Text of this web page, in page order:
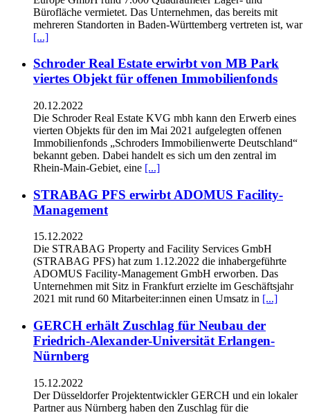
Bürofläche vermietet. Das Unternehmen, das bereits mit
mehreren Standorten in Baden-Württemberg vertreten ist, war
[...]
Schroder Real Estate erwirbt von MB Park
viertes Objekt für offenen Immobilienfonds
20.12.2022
Die Schroder Real Estate KVG mbh kann den Erwerb eines
vierten Objekts für den im Mai 2021 aufgelegten offenen
Immobilienfonds „Schroders Immobilienwerte Deutschland“
bekannt geben. Dabei handelt es sich um den zentral im
Rhein-Main-Gebiet, eine [...]
STRABAG PFS erwirbt ADOMUS Facility-
Management
15.12.2022
Die STRABAG Property and Facility Services GmbH
(STRABAG PFS) hat zum 1.12.2022 die inhabergeführte
ADOMUS Facility-Management GmbH erworben. Das
Unternehmen mit Sitz in Frankfurt erzielte im Geschäftsjahr
2021 mit rund 60 Mitarbeiter:innen einen Umsatz in [...]
GERCH erhält Zuschlag für Neubau der
Friedrich-Alexander-Universität Erlangen-
Nürnberg
15.12.2022
Der Düsseldorfer Projektentwickler GERCH und ein lokaler
Partner aus Nürnberg haben den Zuschlag für die